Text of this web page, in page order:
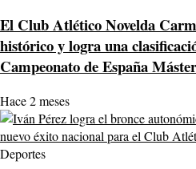
El Club Atlético Novelda
histórico y logra una
Campeonato de España Máster
Hace 2 meses
Deportes